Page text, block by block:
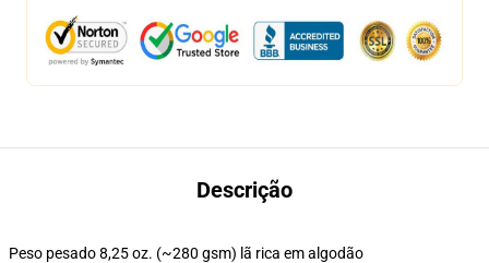
Descrição
Peso pesado 8,25 oz. (~280 gsm) lã rica em algodão